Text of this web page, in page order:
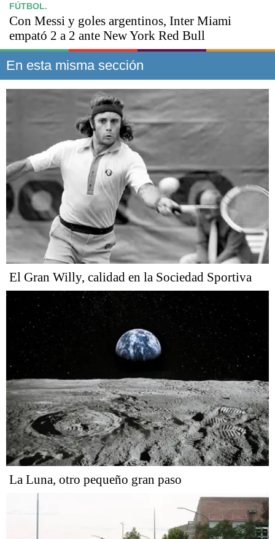
FÚTBOL.
Con Messi y goles argentinos, Inter Miami
empató 2 a 2 ante New York Red Bull
En esta misma sección
El Gran Willy, calidad en la Sociedad Sportiva
La Luna, otro pequeño gran paso